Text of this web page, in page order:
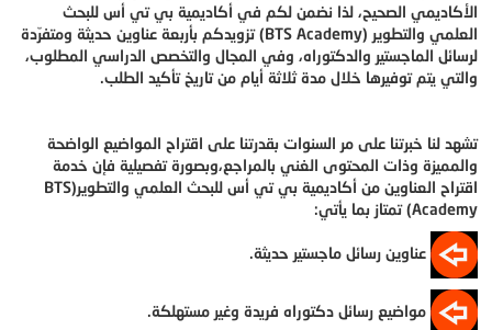
الأكاديمي الصحيح، لذا نضمن لكم في أكاديمية بي تي أس للبحث
العلمي والتطوير (BTS Academy) تزويدكم بأربعة عناوين حديثة ومتفرّدة
لرسائل الماجستير والدكتوراه، وفي المجال والتخصص الدراسي المطلوب،
والتي يتم توفيرها خلال مدة ثلاثة أيام من تاريخ تأكيد الطلب.
تشهد لنا خبرتنا على مر السنوات بقدرتنا على اقتراح المواضيع الواضحة
والمميزة وذات المحتوى الغني بالمراجع،وبصورة تفصيلية فإن خدمة
اقتراح العناوين من أكاديمية بي تي أس للبحث العلمي والتطوير(BTS
Academy) تمتاز بما يأتي:
​ عناوين رسائل ماجستير حديثة.
مواضيع رسائل دكتوراه فريدة وغير مستهلكة.